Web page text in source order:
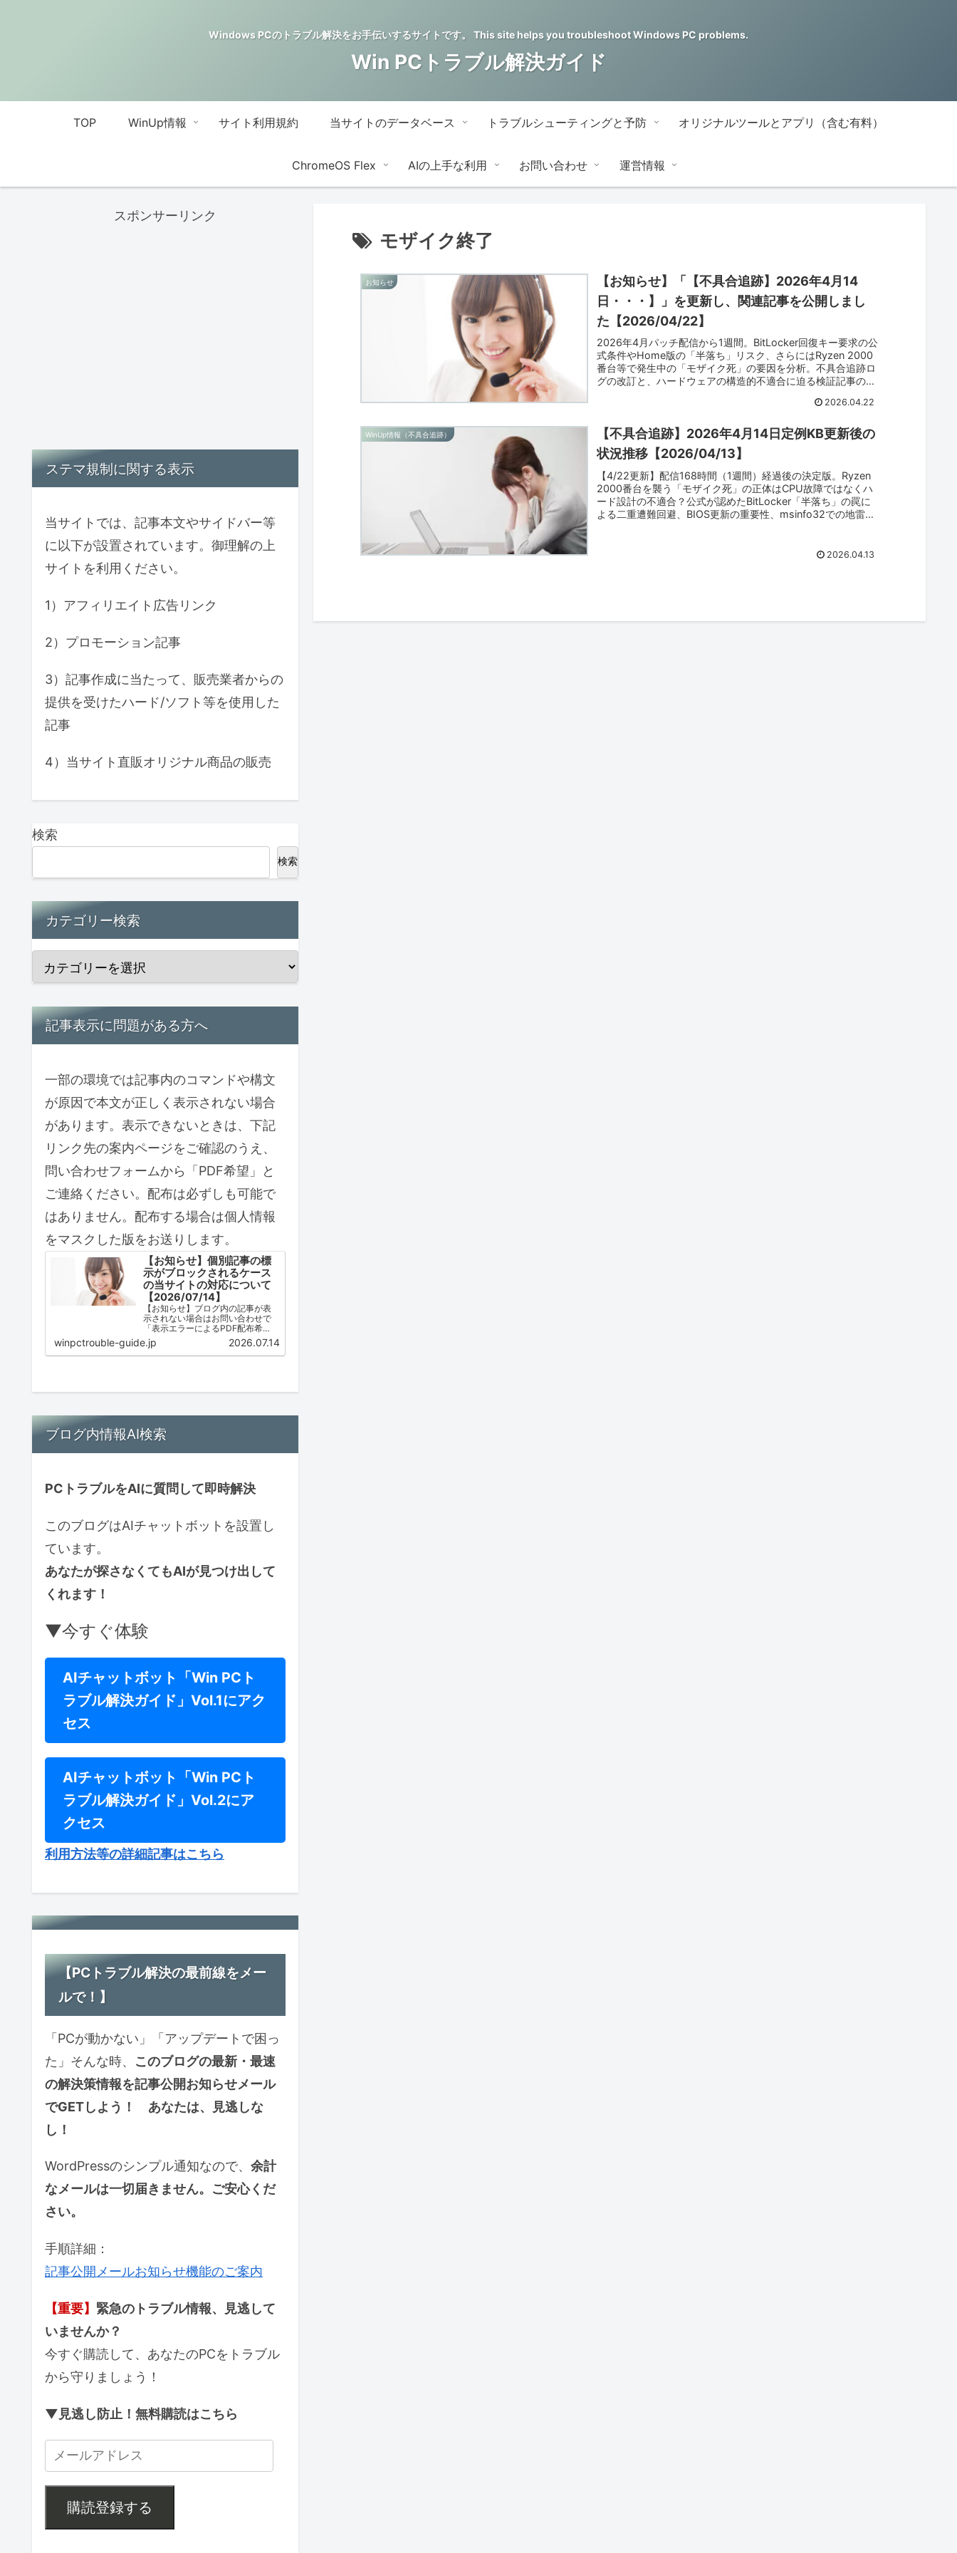
Windows PCのトラブル解決をお手伝いするサイトです。 This site helps you troubleshoot Windows PC problems.
Win PCトラブル解決ガイド
TOP WinUp情報 サイト利用規約 当サイトのデータベース トラブルシューティングと予防 オリジナルツールとアプリ（含む有料）
ChromeOS Flex AIの上手な利用 お問い合わせ 運営情報
モザイク終了
お知らせ
【お知らせ】「【不具合追跡】2026年4月14
日・・・】」を更新し、関連記事を公開しまし
た【2026/04/22】
2026年4月パッチ配信から1週間。BitLocker回復キー要求の公
式条件やHome版の「半落ち」リスク、さらにはRyzen 2000
番台等で発生中の「モザイク死」の要因を分析。不具合追跡ロ
グの改訂と、ハードウェアの構造的不適合に迫る検証記事の公
2026.04.22
WinUp情報（不具合追跡）
【不具合追跡】2026年4月14日定例KB更新後の
状況推移【2026/04/13】
【4/22更新】配信168時間（1週間）経過後の決定版。Ryzen
2000番台を襲う「モザイク死」の正体はCPU故障ではなくハ
ード設計の不適合？公式が認めたBitLocker「半落ち」の罠に
よる二重遭難回避、BIOS更新の重要性、msinfo32での地雷点
2026.04.13
スポンサーリンク
ステマ規制に関する表示
当サイトでは、記事本文やサイドバー等
に以下が設置されています。御理解の上
サイトを利用ください。
1）アフィリエイト広告リンク
2）プロモーション記事
3）記事作成に当たって、販売業者からの
提供を受けたハード/ソフト等を使用した
記事
4）当サイト直販オリジナル商品の販売
検索
検索
カテゴリー検索
記事表示に問題がある方へ
一部の環境では記事内のコマンドや構文
が原因で本文が正しく表示されない場合
があります。表示できないときは、下記
リンク先の案内ページをご確認のうえ、
問い合わせフォームから「PDF希望」と
ご連絡ください。配布は必ずしも可能で
はありません。配布する場合は個人情報
をマスクした版をお送りします。
【お知らせ】個別記事の標
示がブロックされるケース
の当サイトの対応について
【2026/07/14】
【お知らせ】ブログ内の記事が表
示されない場合はお問い合わせで
「表示エラーによるPDF配布希
望」とご連絡ください。ただし、
配布は必ずしも可能ではありませ
ん。
winpctrouble-guide.jp 2026.07.14
ブログ内情報AI検索
PCトラブルをAIに質問して即時解決
このブログはAIチャットボットを設置し
ています。
あなたが探さなくてもAIが見つけ出して
くれます！
▼今すぐ体験
AIチャットボット「Win PCト
ラブル解決ガイド」Vol.1にアク
セス
AIチャットボット「Win PCト
ラブル解決ガイド」Vol.2にア
クセス
利用方法等の詳細記事はこちら
【PCトラブル解決の最前線をメー
ルで！】
「PCが動かない」「アップデートで困っ
た」そんな時、 このブログの最新・最速
の解決策情報を記事公開お知らせメール
でGETしよう！ あなたは、見逃しな
し！
WordPressのシンプル通知なので、 余計
なメールは一切届きません。ご安心くだ
さい。
手順詳細：
記事公開メールお知らせ機能のご案内
【重要】 緊急のトラブル情報、見逃して
いませんか？
今すぐ購読して、あなたのPCをトラブル
から守りましょう！
▼見逃し防止！無料購読はこちら
購読登録する